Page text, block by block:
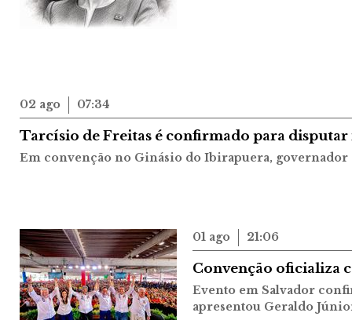
02 ago 07:34
Tarcísio de Freitas é confirmado para disputar
Em convenção no Ginásio do Ibirapuera,
01 ago 21:06
Convenção oficializa
Evento em Salvador
apresentou Geraldo